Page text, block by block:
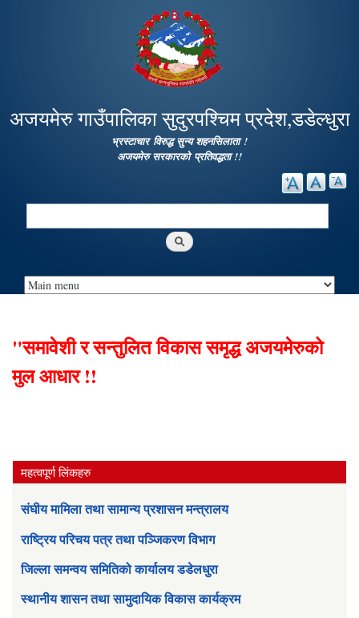
main
content
अजयमेरु गाउँपालिका सुदुरपश्चिम प्रदेश,डडेल्धुरा
भ्रस्टाचार विरुद्ध सुन्य शहनसिलाता !
अजयमेरु सरकारको प्रतिवद्धता !!
Search
"समावेशी र सन्तुलित विकास समृद्ध अजयमेरुको
मुल आधार !!
महत्वपूर्ण लिंकहरु
संघीय मामिला तथा सामान्य प्रशासन मन्त्रालय
राष्ट्रिय परिचय पत्र तथा पञ्जिकरण विभाग
जिल्ला समन्वय समितिको कार्यालय डडेलधुरा
स्थानीय शासन तथा सामुदायिक विकास कार्यक्रम